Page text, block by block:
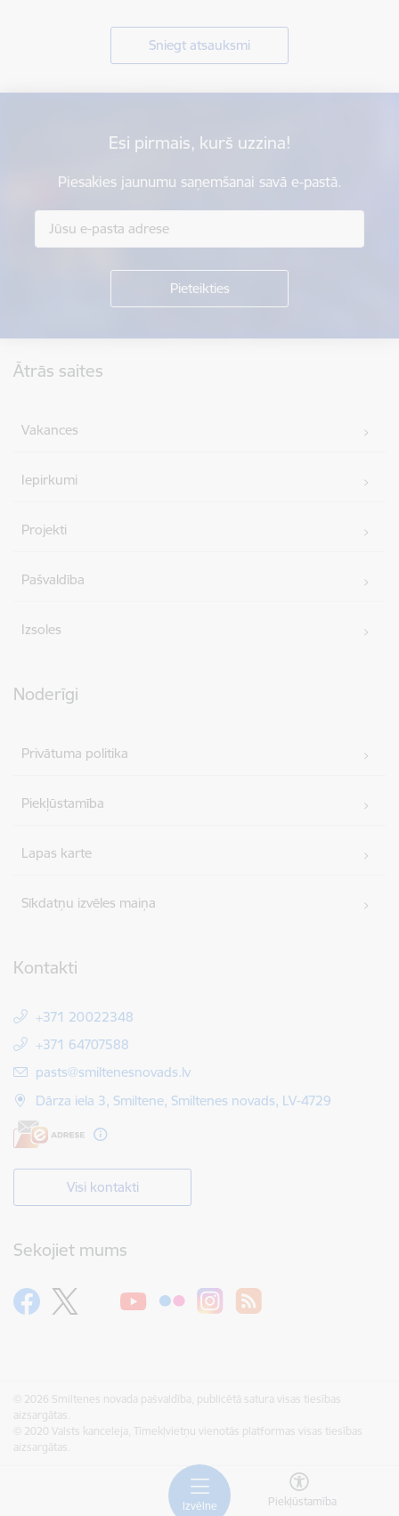
Izvēlne Piekļūstamība
Sniegt atsauksmi
Esi pirmais, kurš uzzina!
Piesakies jaunumu saņemšanai savā e-pastā.
Ātrās saites
Vakances
Iepirkumi
Projekti
Pašvaldība
Izsoles
Noderīgi
Privātuma politika
Piekļūstamība
Lapas karte
Sīkdatņu izvēles maiņa
Kontakti
+371 20022348
+371 64707588
E-pasts:
pasts@smiltenesnovads.lv
Dārza iela 3, Smiltene, Smiltenes novads, LV-4729
Visi kontakti
Sekojiet mums
© 2026 Smiltenes novada pašvaldība, publicētā satura visas tiesības
aizsargātas.
© 2020 Valsts kanceleja, Tīmekļvietņu vienotās platformas visas tiesības
aizsargātas.